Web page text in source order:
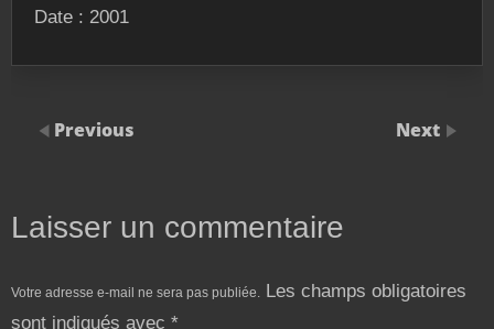
Date : 2001
Previous Next
Laisser un commentaire
Votre adresse e-mail ne sera pas publiée. Les champs obligatoires
sont indiqués avec *